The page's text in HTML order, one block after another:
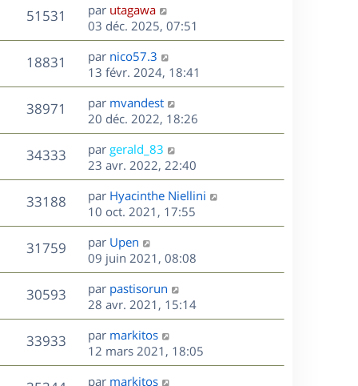
51531
u
D
e
r
n
i
e
r
m
e
s
s
a
g
e
par utagawa
03 déc. 2025, 07:51
18831
u
s
D
e
r
n
i
e
r
m
e
s
s
a
g
e
par nico57.3
13 févr. 2024, 18:41
38971
u
e
s
D
e
r
n
i
e
r
m
e
s
s
a
g
e
par mvandest
20 déc. 2022, 18:26
34333V
u
e
s
D
e
r
n
i
e
r
m
e
s
s
a
g
e
par gerald_83
23 avr. 2022, 22:40
33188V
u
s
D
e
r
n
i
e
r
m
e
s
s
a
par Hyacinthe Niellini
10 oct. 2021, 17:55
31759V
u
e
s
D
e
r
n
i
e
r
m
e
par Upen
09 juin 2021, 08:08
30593V
u
e
D
e
r
n
i
e
par pastisorun
28 avr. 2021, 15:14
33933V
u
D
e
r
n
par markitos
12 mars 2021, 18:05
D
par markitos